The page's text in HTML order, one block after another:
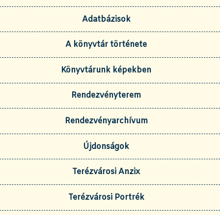
Adatbázisok
A könyvtár története
Könyvtárunk képekben
Rendezvényterem
Rendezvényarchívum
Újdonságok
Terézvárosi Anzix
Terézvárosi Portrék